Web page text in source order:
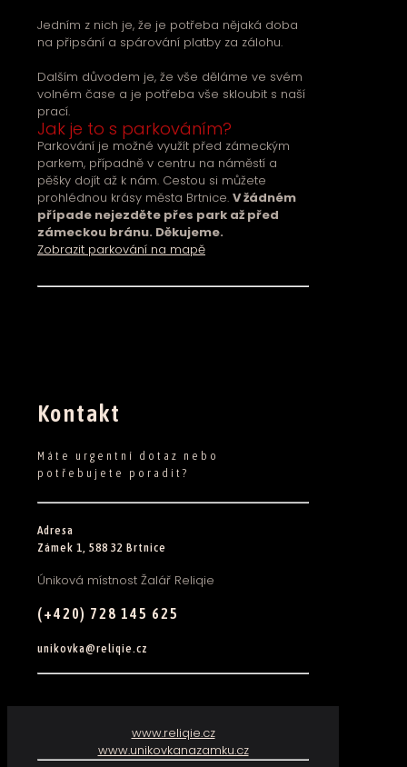
Jedním z nich je, že je potřeba nějaká doba
na připsání a spárování platby za zálohu.
Dalším důvodem je, že vše děláme ve svém
volném čase a je potřeba vše skloubit s naší
prací.
Jak je to s parkováním?
Parkování je možné využít před zámeckým
parkem, případně v centru na náměstí a
pěšky dojít až k nám. Cestou si můžete
prohlédnou krásy města Brtnice. V žádném
případe nejezděte přes park až před
zámeckou bránu. Děkujeme.
Zobrazit parkování na mapě
Kontakt
Máte urgentní dotaz nebo
potřebujete poradit?
Adresa
Zámek 1, 588 32 Brtnice
Úniková místnost Žalář Reliqie
(+420) 728 145 625
unikovka@reliqie.cz
www.reliqie.cz
www.unikovkanazamku.cz